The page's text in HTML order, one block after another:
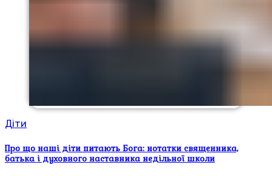
Діти
Про що наші діти питають Бога: нотатки священника,
батька і духовного наставника недільної школи